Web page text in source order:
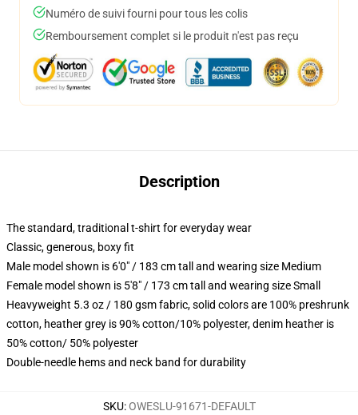
Numéro de suivi fourni pour tous les colis
Remboursement complet si le produit n'est pas reçu
Description
The standard, traditional t-shirt for everyday wear
Classic, generous, boxy fit
Male model shown is 6'0" / 183 cm tall and wearing size Medium
Female model shown is 5'8" / 173 cm tall and wearing size Small
Heavyweight 5.3 oz / 180 gsm fabric, solid colors are 100% preshrunk
cotton, heather grey is 90% cotton/10% polyester, denim heather is
50% cotton/ 50% polyester
Double-needle hems and neck band for durability
SKU:OWESLU-91671-DEFAULT